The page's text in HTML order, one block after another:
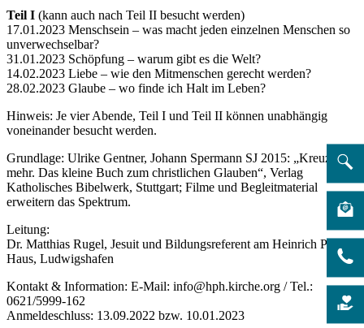
Teil I (kann auch nach Teil II besucht werden)
17.01.2023 Menschsein – was macht jeden einzelnen Menschen so
unverwechselbar?
31.01.2023 Schöpfung – warum gibt es die Welt?
14.02.2023 Liebe – wie den Mitmenschen gerecht werden?
28.02.2023 Glaube – wo finde ich Halt im Leben?
Hinweis: Je vier Abende, Teil I und Teil II können unabhängig
voneinander besucht werden.
Grundlage: Ulrike Gentner, Johann Spermann SJ 2015: „Kreuz und
mehr. Das kleine Buch zum christlichen Glauben“, Verlag
Katholisches Bibelwerk, Stuttgart; Filme und Begleitmaterial
erweitern das Spektrum.
Leitung:
Dr. Matthias Rugel, Jesuit und Bildungsreferent am Heinrich Pesch
Haus, Ludwigshafen
Kontakt & Information: E-Mail: info@hph.kirche.org / Tel.:
0621/5999-162
Anmeldeschluss: 13.09.2022 bzw. 10.01.2023